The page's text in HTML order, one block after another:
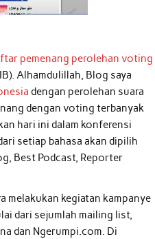
pemenang perolehan voting
Alhamdulillah, Blog saya
dengan perolehan suara
dengan voting terbanyak
hari ini dalam konferensi
setiap bahasa akan dipilih
Best Podcast, Reporter
melakukan kegiatan kampanye
dari sejumlah mailing list,
dan Ngerumpi.com. Di